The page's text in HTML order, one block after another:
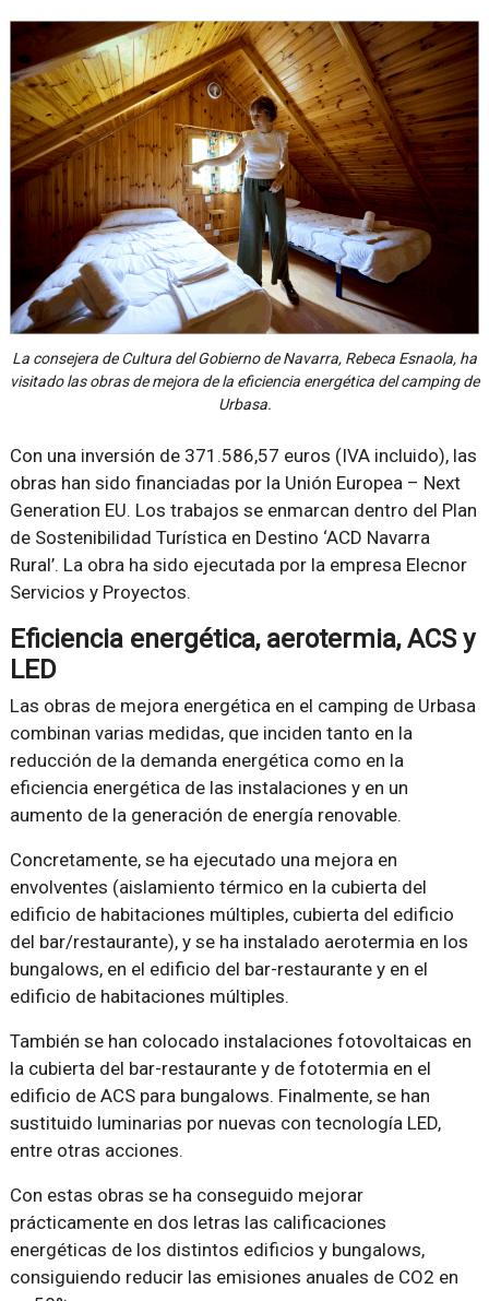
La consejera de Cultura del Gobierno de Navarra, Rebeca Esnaola, ha
visitado las obras de mejora de la eficiencia energética del camping de
Urbasa.
Con una inversión de 371.586,57 euros (IVA incluido), las
obras han sido financiadas por la Unión Europea – Next
Generation EU. Los trabajos se enmarcan dentro del Plan
de Sostenibilidad Turística en Destino ‘ACD Navarra
Rural’. La obra ha sido ejecutada por la empresa Elecnor
Servicios y Proyectos.
Eficiencia energética, aerotermia, ACS y
LED
Las obras de mejora energética en el camping de Urbasa
combinan varias medidas, que inciden tanto en la
reducción de la demanda energética como en la
eficiencia energética de las instalaciones y en un
aumento de la generación de energía renovable.
Concretamente, se ha ejecutado una mejora en
envolventes (aislamiento térmico en la cubierta del
edificio de habitaciones múltiples, cubierta del edificio
del bar/restaurante), y se ha instalado aerotermia en los
bungalows, en el edificio del bar-restaurante y en el
edificio de habitaciones múltiples.
También se han colocado instalaciones fotovoltaicas en
la cubierta del bar-restaurante y de fototermia en el
edificio de ACS para bungalows. Finalmente, se han
sustituido luminarias por nuevas con tecnología LED,
entre otras acciones.
Con estas obras se ha conseguido mejorar
prácticamente en dos letras las calificaciones
energéticas de los distintos edificios y bungalows,
consiguiendo reducir las emisiones anuales de CO2 en